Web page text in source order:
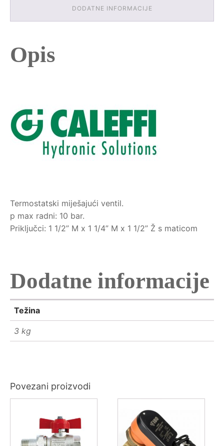
DODATNE INFORMACIJE
Opis
Termostatski miješajući ventil.
p max radni: 10 bar.
Priključci: 1 1/2” M x 1 1/4” M x 1 1/2” Ž s maticom
Dodatne informacije
Težina
3 kg
Povezani proizvodi